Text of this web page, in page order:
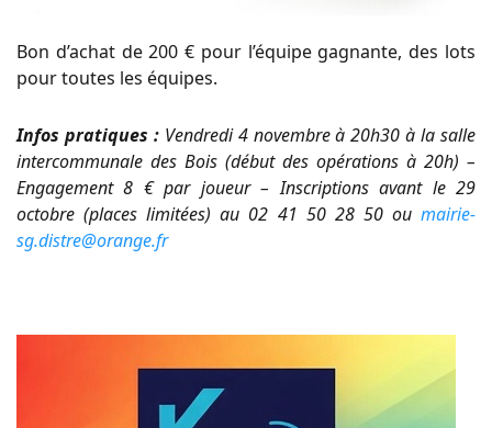
Bon d’achat de 200 € pour l’équipe gagnante, des lots
pour toutes les équipes.
Infos pratiques :Vendredi 4 novembre à 20h30 à la salle
intercommunale des Bois (début des opérations à 20h) –
Engagement 8 € par joueur – Inscriptions avant le 29
octobre (places limitées) au 02 41 50 28 50 ou mairie-
sg.distre@orange.fr